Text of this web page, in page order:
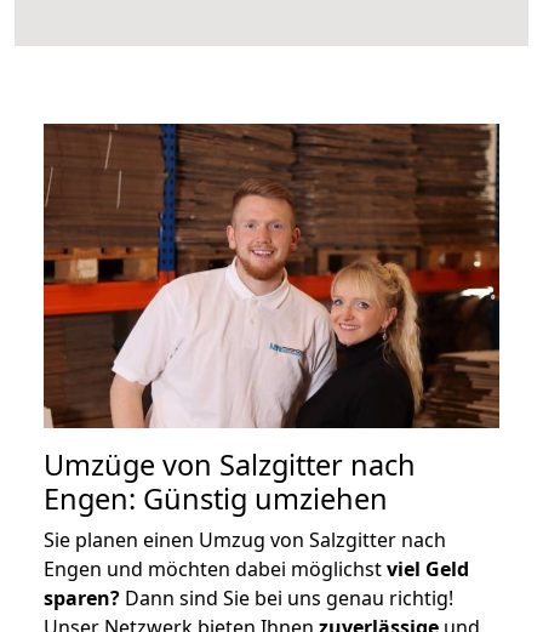
Umzüge von Salzgitter nach
Engen: Günstig umziehen
Sie planen einen Umzug von Salzgitter nach
Engen und möchten dabei möglichstviel Geld
sparen? Dann sind Sie bei uns genau richtig!